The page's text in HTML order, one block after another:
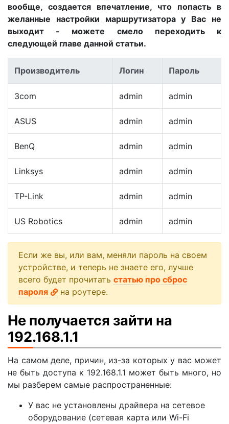
вообще, создается впечатление, что попасть в
желанные настройки маршрутизатора у Вас не
выходит - можете смело переходить к
следующей главе данной статьи.
Производитель Логин Пароль
3com admin admin
ASUS admin admin
BenQ admin admin
Linksys admin admin
TP-Link admin admin
US Robotics admin admin
Если же вы, или вам, меняли пароль на своем
устройстве, и теперь не знаете его, лучше
всего будет прочитать статью про сброс
пароля
на роутере.
Не получается зайти на
192.168.1.1
На самом деле, причин, из-за которых у вас может
не быть доступа к 192.168.1.1 может быть много, но
мы разберем самые распространенные:
У вас не установлены драйвера на сетевое
оборудование (сетевая карта или Wi-Fi